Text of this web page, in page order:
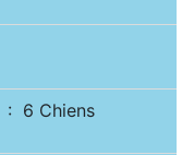
: 6 Chiens